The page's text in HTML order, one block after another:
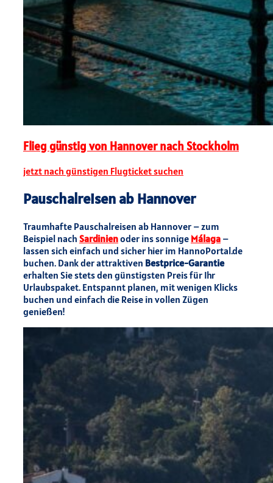
Flieg günstig von Hannover nach Stockholm
jetzt nach günstigen Flugticket suchen
Pauschalreisen ab Hannover
Traumhafte Pauschalreisen ab Hannover – zum
Beispiel nach Sardinienoder ins sonnige Málaga –
lassen sich einfach und sicher hier im HannoPortal.de
buchen. Dank der attraktiven Bestprice-Garantie
erhalten Sie stets den günstigsten Preis für Ihr
Urlaubspaket. Entspannt planen, mit wenigen Klicks
buchen und einfach die Reise in vollen Zügen
genießen!